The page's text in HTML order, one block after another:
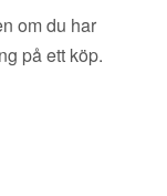
om du har
på ett köp.